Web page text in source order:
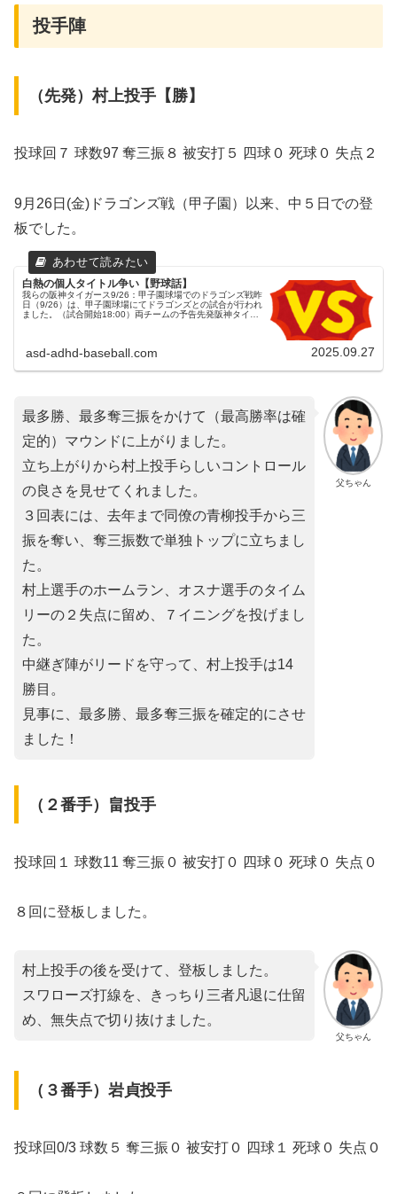
投手陣
（先発）村上投手【勝】
投球回７ 球数97 奪三振８ 被安打５ 四球０ 死球０ 失点２
9月26日(金)ドラゴンズ戦（甲子園）以来、中５日での登
板でした。
白熱の個人タイトル争い【野球話】
我らの阪神タイガース9/26：甲子園球場でのドラゴンズ戦昨
日（9/26）は、甲子園球場にてドラゴンズとの試合が行われ
ました。（試合開始18:00）両チームの予告先発阪神タイガ
asd-adhd-baseball.com 2025.09.27
父ちゃん
最多勝、最多奪三振をかけて（最高勝率は確
定的）マウンドに上がりました。
立ち上がりから村上投手らしいコントロール
の良さを見せてくれました。
３回表には、去年まで同僚の青柳投手から三
振を奪い、奪三振数で単独トップに立ちまし
た。
村上選手のホームラン、オスナ選手のタイム
リーの２失点に留め、７イニングを投げまし
た。
中継ぎ陣がリードを守って、村上投手は14
勝目。
見事に、最多勝、最多奪三振を確定的にさせ
ました！
（２番手）畠投手
投球回１ 球数11 奪三振０ 被安打０ 四球０ 死球０ 失点０
８回に登板しました。
父ちゃん
村上投手の後を受けて、登板しました。
スワローズ打線を、きっちり三者凡退に仕留
め、無失点で切り抜けました。
（３番手）岩貞投手
投球回0/3 球数５ 奪三振０ 被安打０ 四球１ 死球０ 失点０